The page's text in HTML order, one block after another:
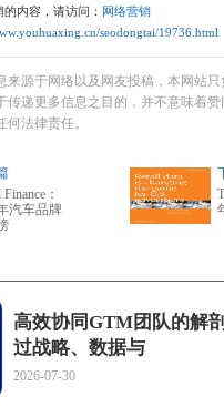
内容，请访问： 网络营销
seodongtai/19736.html
来源于网络以及网友投稿，本网站
传递更多信息之目的，并不意味着
法律责任。
：
汽车品牌
高效协同GTM团队的解
过战略、数据与
2026-07-30